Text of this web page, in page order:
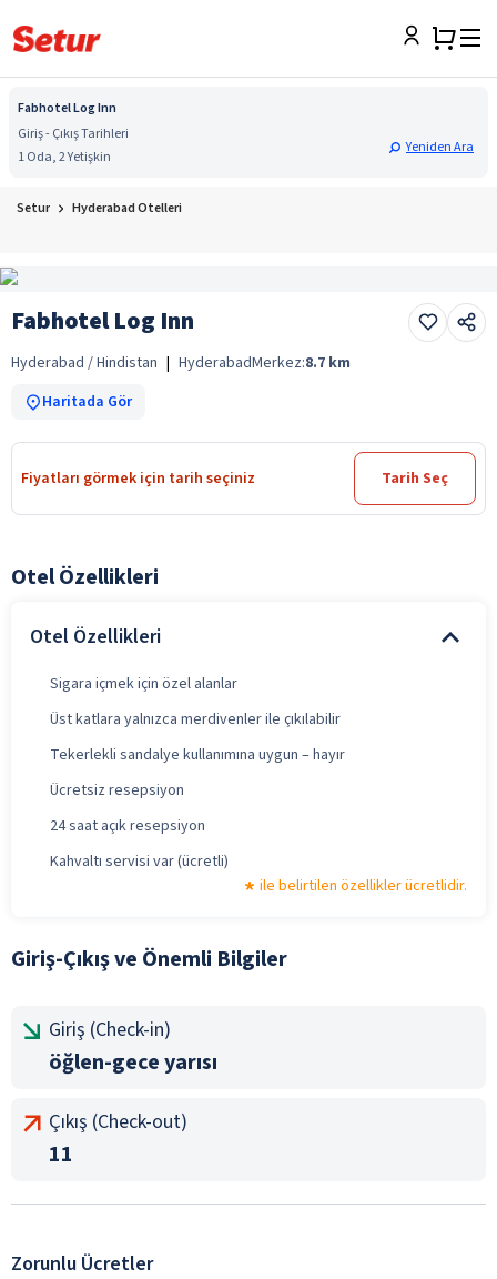
Fabhotel Log Inn
Giriş - Çıkış Tarihleri
1 Oda, 2 Yetişkin
Yeniden Ara
Setur Hyderabad Otelleri
Fabhotel Log Inn
Hyderabad / Hindistan | HyderabadMerkez:8.7 km
Haritada Gör
Fiyatları görmek için tarih seçiniz Tarih Seç
Otel Özellikleri
Otel Özellikleri
Sigara içmek için özel alanlar
Üst katlara yalnızca merdivenler ile çıkılabilir
Tekerlekli sandalye kullanımına uygun – hayır
Ücretsiz resepsiyon
24 saat açık resepsiyon
Kahvaltı servisi var (ücretli)
ile belirtilen özellikler ücretlidir.
Giriş-Çıkış ve Önemli Bilgiler
Giriş (Check-in)
öğlen-gece yarısı
Çıkış (Check-out)
11
Zorunlu Ücretler